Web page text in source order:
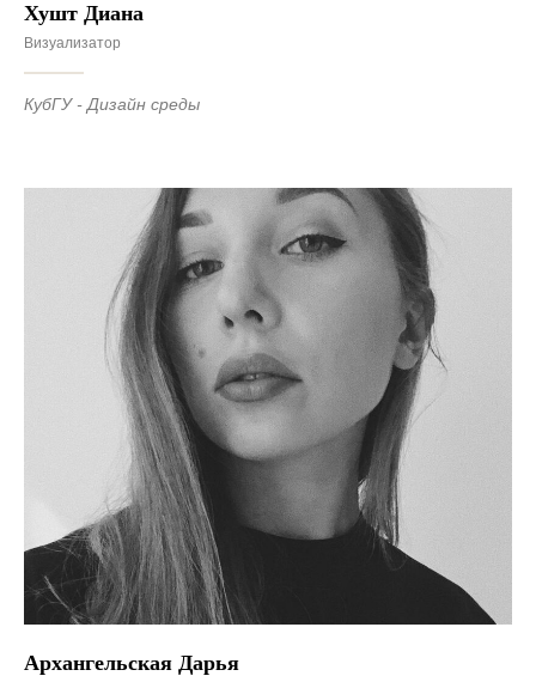
Хушт Диана
Визуализатор
КубГУ - Дизайн среды
Архангельская Дарья